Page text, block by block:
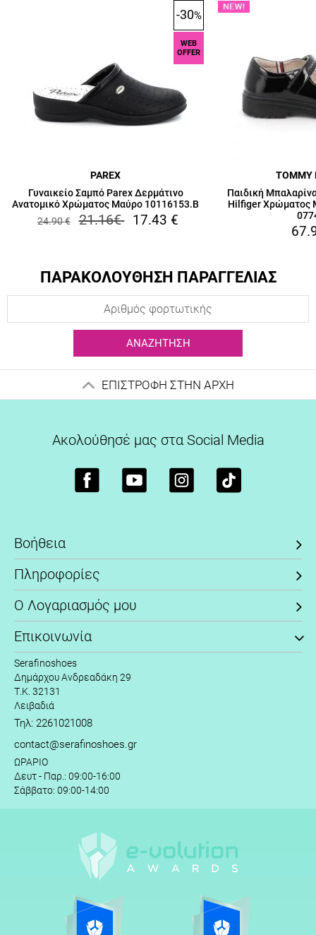
-30%
WEB
OFFER
PAREX
Γυναικείο Σαμπό Parex Δερμάτινο
Ανατομικό Χρώματος Μαύρο 10116153.B
24.90€ 21.16€ 17.43 €
TOMMY
Παιδική
Hilfiger Χρώματος
ΠΑΡΑΚΟΛΟΥΘΗΣΗ ΠΑΡΑΓΓΕΛΙΑΣ
ΑΝΑΖΉΤΗΣΗ
ΕΠΙΣΤΡΟΦΗ ΣΤΗΝ ΑΡΧΗ
Ακολούθησέ μας στα Social Media
Βοήθεια
Πληροφορίες
Ο Λογαριασμός μου
Επικοινωνία
Serafinoshoes
Δημάρχου Ανδρεαδάκη 29
Τ.Κ. 32131
Λειβαδιά
Τηλ: 2261021008
contact@serafinoshoes.gr
ΩΡΑΡΙΟ
Δευτ - Παρ.: 09:00-16:00
Σάββατο: 09:00-14:00